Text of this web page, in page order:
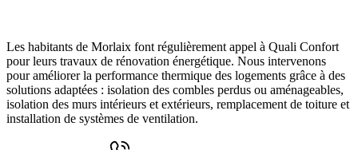
Les habitants de Morlaix font régulièrement appel à Quali Confort
pour leurs travaux de rénovation énergétique. Nous intervenons
pour améliorer la performance thermique des logements grâce à des
solutions adaptées : isolation des combles perdus ou aménageables,
isolation des murs intérieurs et extérieurs, remplacement de toiture et
installation de systèmes de ventilation.